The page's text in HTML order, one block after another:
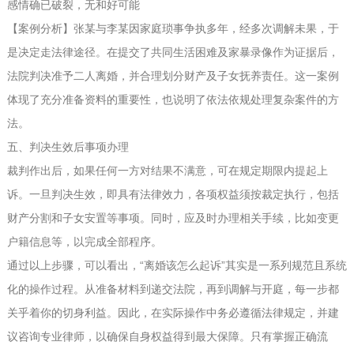
感情确已破裂，无和好可能
【案例分析】张某与李某因家庭琐事争执多年，经多次调解未果，于
是决定走法律途径。在提交了共同生活困难及家暴录像作为证据后，
法院判决准予二人离婚，并合理划分财产及子女抚养责任。这一案例
体现了充分准备资料的重要性，也说明了依法依规处理复杂案件的方
法。
五、判决生效后事项办理
裁判作出后，如果任何一方对结果不满意，可在规定期限内提起上
诉。一旦判决生效，即具有法律效力，各项权益须按裁定执行，包括
财产分割和子女安置等事项。同时，应及时办理相关手续，比如变更
户籍信息等，以完成全部程序。
通过以上步骤，可以看出，“离婚该怎么起诉”其实是一系列规范且系统
化的操作过程。从准备材料到递交法院，再到调解与开庭，每一步都
关乎着你的切身利益。因此，在实际操作中务必遵循法律规定，并建
议咨询专业律师，以确保自身权益得到最大保障。只有掌握正确流